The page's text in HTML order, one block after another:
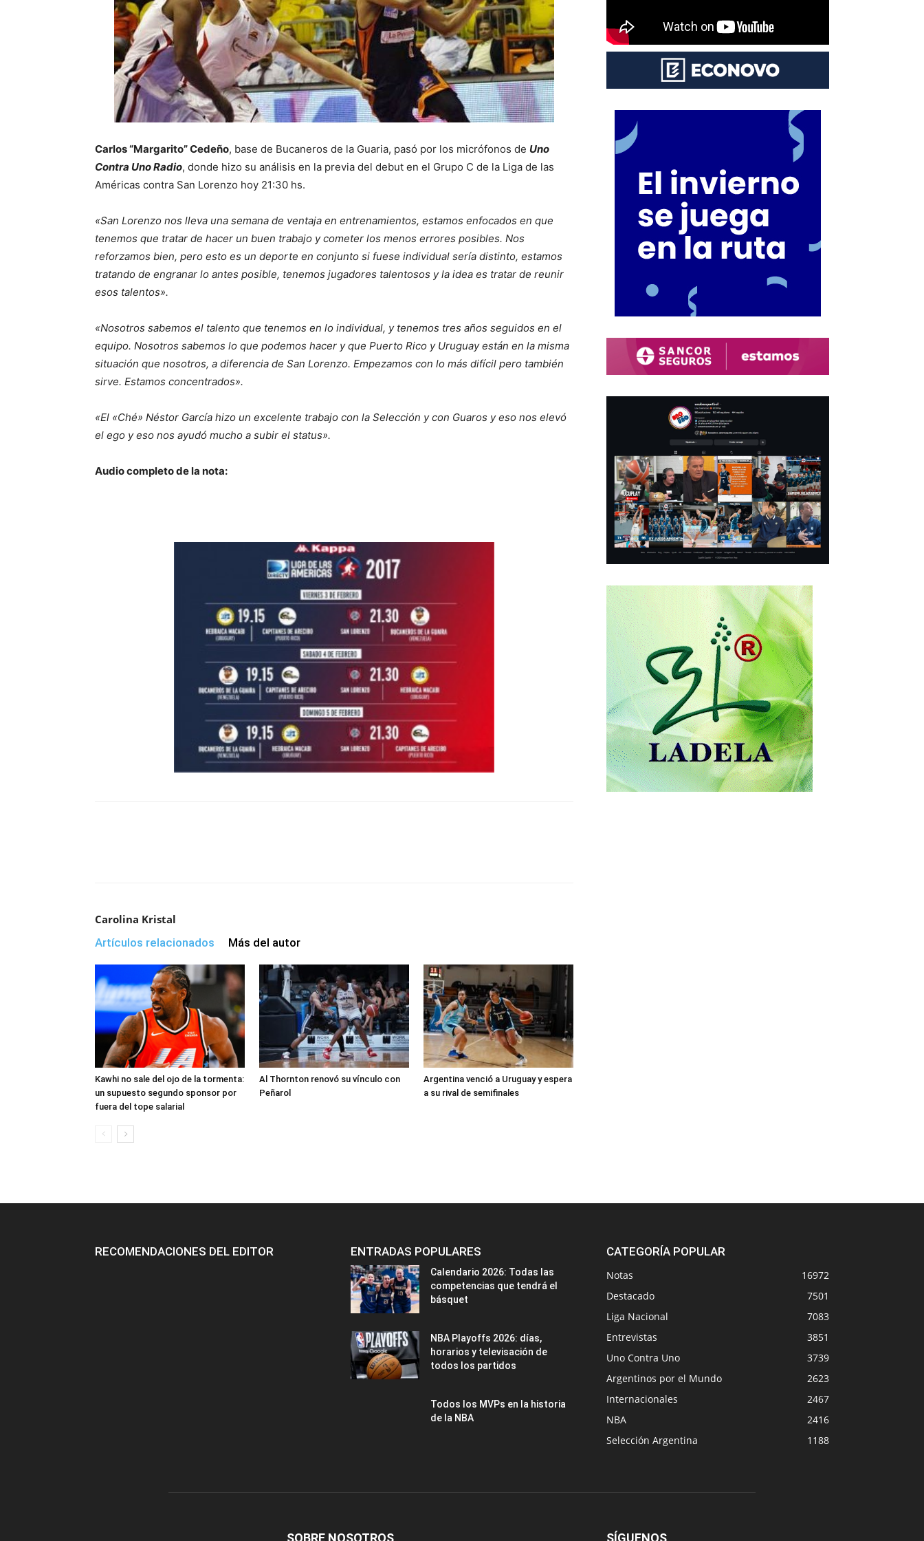
Carlos “Margarito” Cedeño, base de Bucaneros de la Guaria, pasó por los micrófonos de Uno
Contra Uno Radio, donde hizo su análisis en la previa del debut en el Grupo C de la Liga de las
Américas contra San Lorenzo hoy 21:30 hs.
«San Lorenzo nos lleva una semana de ventaja en entrenamientos, estamos enfocados en que
tenemos que tratar de hacer un buen trabajo y cometer los menos errores posibles. Nos
reforzamos bien, pero esto es un deporte en conjunto si fuese individual sería distinto, estamos
tratando de engranar lo antes posible, tenemos jugadores talentosos y la idea es tratar de reunir
esos talentos».
«Nosotros sabemos el talento que tenemos en lo individual, y tenemos tres años seguidos en el
equipo. Nosotros sabemos lo que podemos hacer y que Puerto Rico y Uruguay están en la misma
situación que nosotros, a diferencia de San Lorenzo. Empezamos con lo más difícil pero también
sirve. Estamos concentrados».
«El «Ché» Néstor García hizo un excelente trabajo con la Selección y con Guaros y eso nos elevó
el ego y eso nos ayudó mucho a subir el status».
Audio completo de la nota:
Carolina Kristal
Artículos relacionados
Más del autor
Kawhi no sale del ojo de la tormenta:
un supuesto segundo sponsor por
fuera del tope salarial
Al Thornton renovó su vínculo con
Peñarol
Argentina venció a Uruguay y espera
a su rival de semifinales
RECOMENDACIONES DEL EDITOR ENTRADAS POPULARES
Calendario 2026: Todas las
competencias que tendrá el
básquet
NBA Playoffs 2026: días,
horarios y televisación de
todos los partidos
Todos los MVPs en la historia
de la NBA
CATEGORÍA POPULAR
Notas
16972
Destacado
7501
Liga Nacional
7083
Entrevistas
3851
Uno Contra Uno
3739
Argentinos por el Mundo
2623
Internacionales
2467
NBA
2416
Selección Argentina
1188
SOBRE NOSOTROS SÍGUENOS